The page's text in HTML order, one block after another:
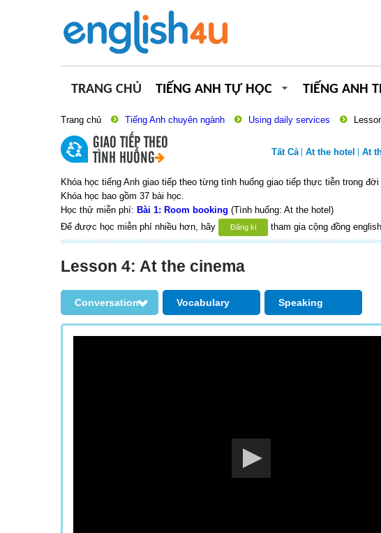
TRANG CHỦ TIẾNG ANH TỰ HỌC TIẾNG ANH
Trang chủ Tiếng Anh chuyên ngành Using daily services
GIAO TIẾP THEO
TÌNH HUỐNG
Tất Cả At the hotel At
Khóa học tiếng Anh giao tiếp theo từng tình huống giao tiếp thực tiễn trong đời
Khóa học bao gồm 37 bài học.
Học thử miễn phí: Bài 1: Room booking (Tình huống: At the hotel)
Để được học miễn phí nhiều hơn, hãy
Đăng kí tham gia cộng đồng
Lesson 4: At the cinema
Conversation Vocabulary Speaking